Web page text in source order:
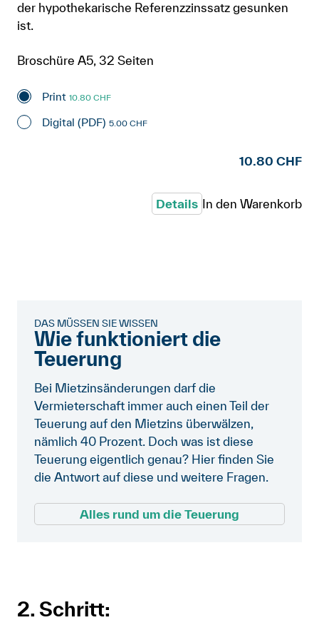
der hypothekarische Referenzzinssatz gesunken
ist.
Broschüre A5, 32 Seiten
Print 10.80 CHF
Digital (PDF) 5.00 CHF
10.80 CHF
Details In den Warenkorb
DAS MÜSSEN SIE WISSEN
Wie funktioniert die
Teuerung
Bei Mietzinsänderungen darf die
Vermieterschaft immer auch einen Teil der
Teuerung auf den Mietzins überwälzen,
nämlich 40 Prozent. Doch was ist diese
Teuerung eigentlich genau? Hier finden Sie
die Antwort auf diese und weitere Fragen.
Alles rund um die Teuerung
2. Schritt: